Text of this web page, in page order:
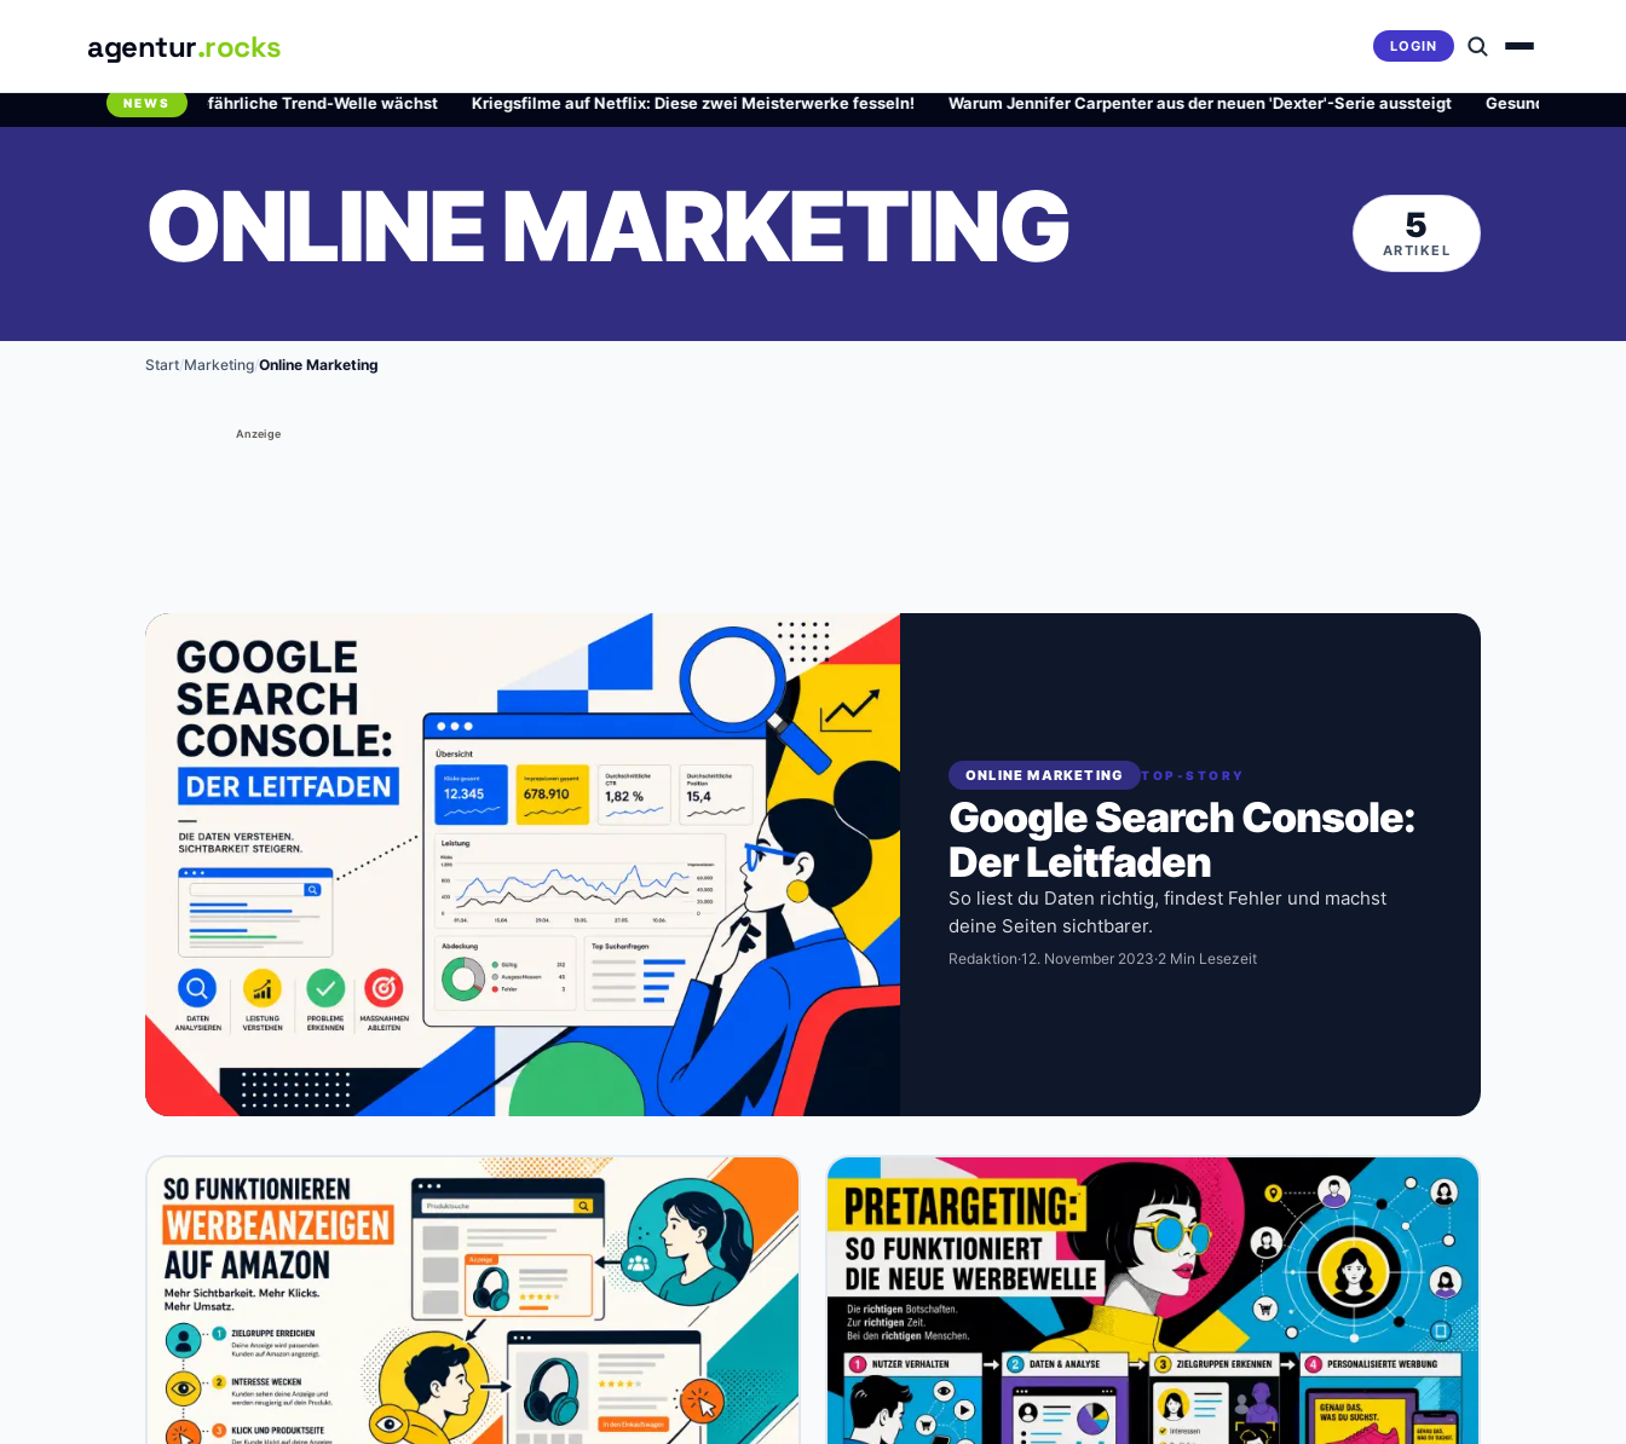
agentur.rocks LOGIN
NEWS
Breaking News Ticker
Chlordioxid: Die gefährliche Trend-Welle wächst· Kriegsfilme auf Netflix: Diese zwei Meisterwerke fesseln!· Warum Jennifer Carpenter aus der neuen 'Dexter'-Serie aussteigt· Gesundheitsrevolution
ONLINE MARKETING 5
ARTIKEL
Start/Marketing/Online Marketing
Anzeige
ONLINE MARKETING TOP-STORY
Google Search Console:
Der Leitfaden
So liest du Daten richtig, findest Fehler und machst
deine Seiten sichtbarer.
Redaktion·12. November 2023·2 Min Lesezeit